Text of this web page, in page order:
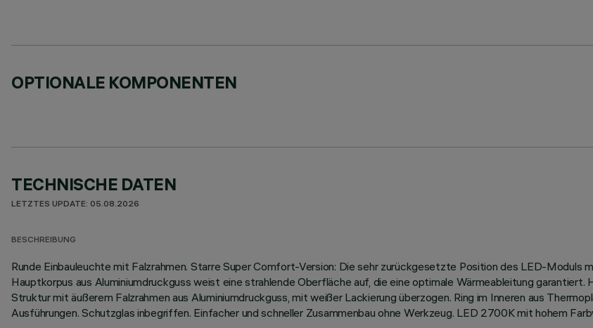
OPTIONALE KOMPONENTEN
TECHNISCHE DATEN
LETZTES UPDATE: 05.08.2026
BESCHREIBUNG
Runde Einbauleuchte mit Falzrahmen. Starre Super Comfort-Version: Die sehr zurückgesetzte Position des LED-Moduls
Hauptkorpus aus Aluminiumdruckguss weist eine strahlende Oberfläche auf, die eine optimale Wärmeableitung
Struktur mit äußerem Falzrahmen aus Aluminiumdruckguss, mit weißer Lackierung überzogen. Ring im Inneren aus
Ausführungen. Schutzglas inbegriffen. Einfacher und schneller Zusammenbau ohne Werkzeug. LED 2700K mit hohem